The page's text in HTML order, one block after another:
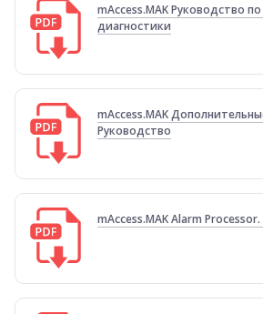
mAccess.MAK Руководство
диагностики
mAccess.MAK
Руководство
mAccess.MAK Alarm